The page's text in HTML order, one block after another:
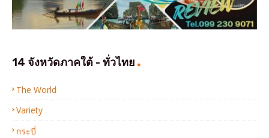
14 จังหวัดภาคใต้ - ทั่วไทย
The World
Variety
กระบี่